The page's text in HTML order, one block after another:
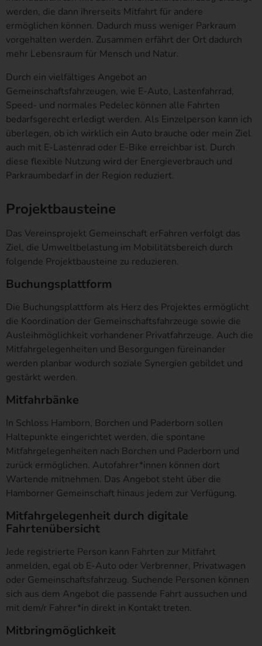
werden, die dann ihrerseits Mitfahrt für andere
ermöglichen können. Dadurch muss weniger Parkraum
vorgehalten werden. Zusammen erfährt der Ort dadurch
mehr Lebensraum für Mensch und Natur.
Durch ein vielfältiges Angebot an
Gemeinschaftsfahrzeugen, wie E-Auto, Lastenfahrrad,
Speed- und normales Pedelec können alle Fahrten
bedarfsgerecht erledigt werden. Als Einzelperson kann ich
überlegen, ob ich wirklich ein Auto brauche oder mein Ziel
auch mit E-Lastenrad oder E-Bike erreichbar ist. Durch
diese flexible Nutzung wird der Energieverbrauch und
Parkraumbedarf in der Region reduziert.
Projektbausteine
Das Vereinsprojekt Gemeinschaft erFahren verfolgt das
Ziel, die Umweltbelastung im Mobilitätsbereich durch
folgende Projektbausteine zu reduzieren.
Buchungsplattform
Die Buchungsplattform als Herz des Projektes ermöglicht
die Koordination der Gemeinschaftsfahrzeuge sowie die
Ausleihmöglichkeit vorhandener Privatfahrzeuge. Auch die
Mitfahrgelegenheiten und Besorgungen füreinander
werden planbar wodurch soziale Synergien gebildet und
gestärkt werden.
Mitfahrbänke
In Schloss Hamborn, Borchen und Paderborn sollen
Haltepunkte eingerichtet werden, die spontane
Mitfahrgelegenheiten nach Borchen und Paderborn und
zurück ermöglichen. Autofahrer*innen können dort
Wartende mitnehmen. Das Angebot steht über die
Hamborner Gemeinschaft hinaus jedem zur Verfügung.
Mitfahrgelegenheit durch digitale
Fahrtenübersicht
Jede registrierte Person kann Fahrten zur Mitfahrt
anmelden, egal ob E-Auto oder Verbrenner, Privatwagen
oder Gemeinschaftsfahrzeug. Suchende Personen können
sich aus dem Angebot die passende Fahrt aussuchen und
mit dem/r Fahrer*in direkt in Kontakt treten.
Mitbringmöglichkeit
Warenkorb gelegt hat, über ein Cookie.
Die betroffene Person kann die Setzung von Cookies durch
unsere Internetseite jederzeit mittels einer entsprechenden
Einstellung des genutzten Internetbrowsers verhindern und damit
können bereits gesetzte Cookies jederzeit über einen
Internetbrowser oder andere Softwareprogramme gelöscht
werden. Dies ist in allen gängigen Internetbrowsern möglich.
Deaktiviert die betroffene Person die Setzung von Cookies in dem
genutzten Internetbrowser, sind unter Umständen nicht alle
Funktionen unserer Internetseite vollumfänglich nutzbar.
Erfassung von allgemeinen Daten und
Die Internetseite erfasst mit jedem Aufruf der Internetseite durch
Reihe von allgemeinen Daten und Informationen. Diese
allgemeinen Daten und Informationen werden in den Logfiles des
Servers gespeichert. Erfasst werden können die (1) verwendeten
verwendete Betriebssystem, (3) die Internetseite, von welcher ein
(sogenannte Referrer), (4) die Unterwebseiten, welche über ein
zugreifendes System auf unserer Internetseite angesteuert
werden, (5) das Datum und die Uhrzeit eines Zugriffs auf die
Internetseite, (6) eine Internet-Protokoll-Adresse (IP-Adresse), (7)
der Internet-Service-Provider des zugreifenden Systems und (8)
sonstige ähnliche Daten und Informationen, die der
informationstechnologischen Systeme dienen.
Bei der Nutzung dieser allgemeinen Daten und Informationen
ziehen wird keine Rückschlüsse auf die betroffene Person. Diese
unserer Internetseite korrekt auszuliefern, (2) die Inhalte unserer
Internetseite sowie die Werbung für diese zu optimieren, (3) die
dauerhafte Funktionsfähigkeit unserer
informationstechnologischen Systeme und der Technik unserer
Internetseite zu gewährleisten sowie (4) um
Strafverfolgungsbehörden im Falle eines Cyberangriffes die zur
Strafverfolgung notwendigen Informationen bereitzustellen. Diese
anonym erhobenen Daten und Informationen werden durch uns
daher einerseits statistisch und ferner mit dem Ziel ausgewertet,
Unternehmen zu erhöhen, um letztlich ein optimales Schutzniveau
für die von uns verarbeiteten personenbezogenen Daten
sicherzustellen. Die anonymen Daten der Server-Logfiles werden
getrennt von allen durch eine betroffene Person angegebenen
personenbezogenen Daten gespeichert.